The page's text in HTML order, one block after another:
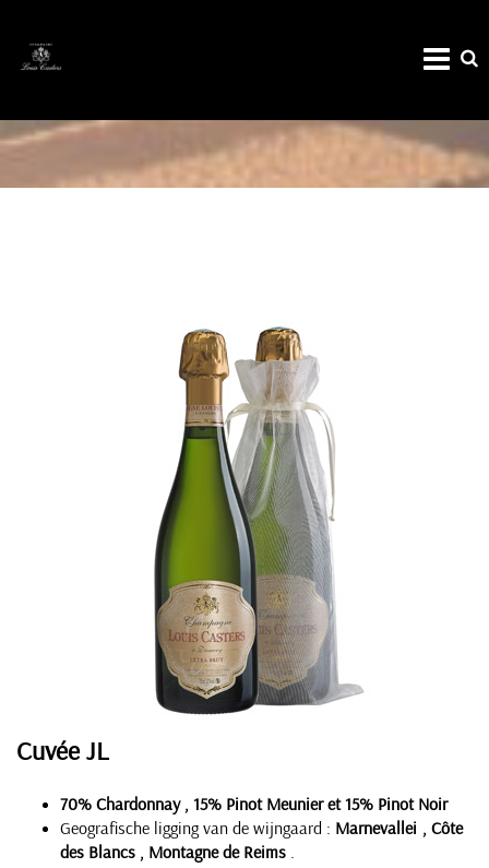
Cuvée JL
70% Chardonnay , 15% Pinot Meunier et 15% Pinot Noir
Geografische ligging van de wijngaard : Marnevallei , Côte
des Blancs , Montagne de Reims .